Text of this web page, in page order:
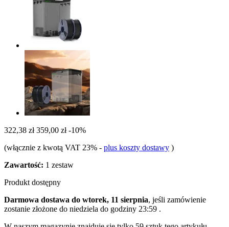
322,38 zł 359,00 zł -10%
(włącznie z kwotą VAT 23% - plus koszty dostawy )
Zawartość: 1 zestaw
Produkt dostępny
Darmowa dostawa do wtorek, 11 sierpnia, jeśli zamówienie
zostanie złożone do niedziela do godziny 23:59 .